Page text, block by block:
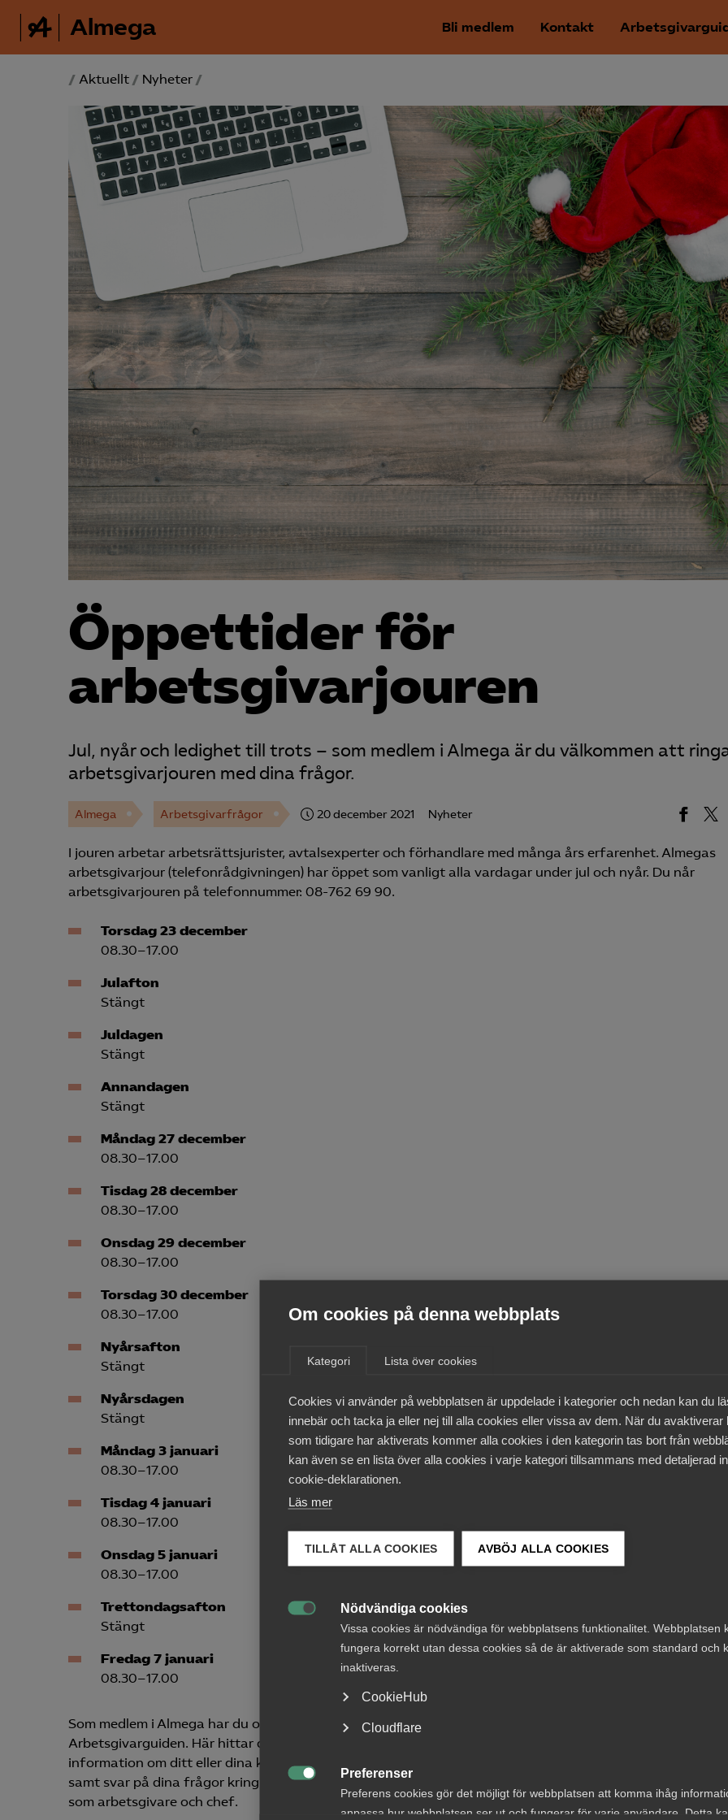
Om cookies på denna webbplats
Kategori Lista över cookies
Cookies vi använder på webbplatsen är uppdelade i kategorier och nedan kan du
innebär och tacka ja eller nej till alla cookies eller vissa av dem. När du avaktiverar
som tidigare har aktiverats kommer alla cookies i den kategorin tas bort från
kan även se en lista över alla cookies i varje kategori tillsammans med detaljerad
cookie-deklarationen.
Läs mer
TILLÅT ALLA COOKIES AVBÖJ ALLA COOKIES
Nödvändiga cookies
Vissa cookies är nödvändiga för webbplatsens funktionalitet. Webbplatsen
fungera korrekt utan dessa cookies så de är aktiverade som standard och
inaktiveras.
CookieHub
Cloudflare
Preferenser
Preferens cookies gör det möjligt för webbplatsen att komma ihåg
anpassa hur webbplatsen ser ut och fungerar för varje användare. Detta
Almega Bli medlem Kontakt
/ Aktuellt / Nyheter /
Öppettider för
arbetsgivar­jouren
Jul, nyår och ledighet till trots – som medlem i Almega är du välkommen att
arbetsgivarjouren med dina frågor.
Almega Arbetsgivarfrågor 20 december 2021 Nyheter
I jouren arbetar arbetsrättsjurister, avtalsexperter och förhandlare med många års erfarenhet. Almegas
arbetsgivarjour (telefonrådgivningen) har öppet som vanligt alla vardagar under jul och nyår. Du når
arbetsgivarjouren på telefonnummer: 08-762 69 90.
Torsdag 23 december
08.30–17.00
Julafton
Stängt
Juldagen
Stängt
Annandagen
Stängt
Måndag 27 december
08.30–17.00
Tisdag 28 december
08.30–17.00
Onsdag 29 december
08.30–17.00
Torsdag 30 december
08.30–17.00
Nyårsafton
Stängt
Nyårsdagen
Stängt
Måndag 3 januari
08.30–17.00
Tisdag 4 januari
08.30–17.00
Onsdag 5 januari
08.30–17.00
Trettondagsafton
Stängt
Fredag 7 januari
08.30–17.00
Som medlem i Almega har du också stöd dygnet runt i form av vår kunskapsbank på webben –
Arbetsgivarguiden. Här hittar du som arbetsgivare eller chef juridisk rådgivning och snabb och aktuell
information om ditt eller dina kollektivavtal. Här finns även användbara mallar, checklistor och blanketter,
samt svar på dina frågor kring pension, försäkringar, lön, lagar, arbetsmiljö och allt annat som rör dig i
som arbetsgivare och chef.